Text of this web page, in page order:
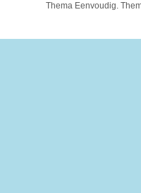
Thema Eenvoudig.